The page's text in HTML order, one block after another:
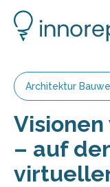
Architektur
– auf